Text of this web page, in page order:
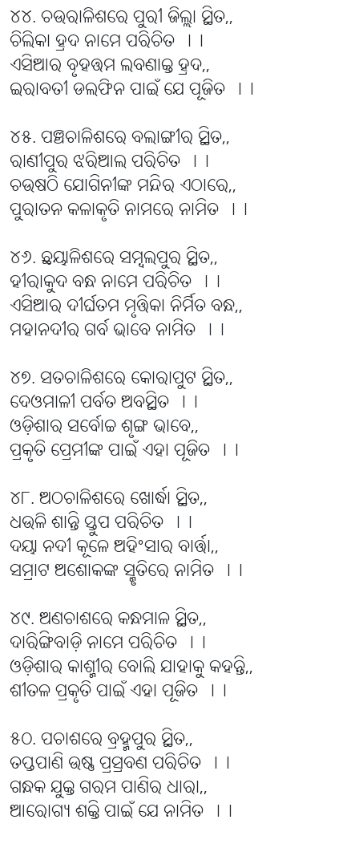
୪୪. ଚଉରାଳିଶରେ ପୁରୀ ଜିଲ୍ଲା ସ୍ଥିତ,,
ଚିଲିକା ହ୍ରଦ ନାମେ ପରିଚିତ ।।
ଏସିଆର ବୃହତ୍ତମ ଲବଣାକ୍ତ ହ୍ରଦ,,
ଇରାବତୀ ଡଲଫିନ ପାଇଁ ଯେ ପୂଜିତ ।।
୪୫. ପଞ୍ଚଚାଳିଶରେ ବଲାଙ୍ଗୀର ସ୍ଥିତ,,
ରାଣୀପୁର ଝରିଆଲ ପରିଚିତ ।।
ଚଉଷଠି ଯୋଗିନୀଙ୍କ ମନ୍ଦିର ଏଠାରେ,,
ପୁରାତନ କଳାକୃତି ନାମରେ ନାମିତ ।।
୪୬. ଛୟାଳିଶରେ ସମ୍ବଲପୁର ସ୍ଥିତ,,
ହୀରାକୁଦ ବନ୍ଧ ନାମେ ପରିଚିତ ।।
ଏସିଆର ଦୀର୍ଘତମ ମୃତ୍ତିକା ନିର୍ମିତ ବନ୍ଧ,,
ମହାନଦୀର ଗର୍ବ ଭାବେ ନାମିତ ।।
୪୭. ସତଚାଳିଶରେ କୋରାପୁଟ ସ୍ଥିତ,,
ଦେଓମାଳୀ ପର୍ବତ ଅବସ୍ଥିତ ।।
ଓଡ଼ିଶାର ସର୍ବୋଚ୍ଚ ଶୃଙ୍ଗ ଭାବେ,,
ପ୍ରକୃତି ପ୍ରେମୀଙ୍କ ପାଇଁ ଏହା ପୂଜିତ ।।
୪୮. ଅଠଚାଳିଶରେ ଖୋର୍ଦ୍ଧା ସ୍ଥିତ,,
ଧଉଳି ଶାନ୍ତି ସ୍ତୁପ ପରିଚିତ ।।
ଦୟା ନଦୀ କୂଳେ ଅହିଂସାର ବାର୍ତ୍ତା,,
ସମ୍ରାଟ ଅଶୋକଙ୍କ ସ୍ମୃତିରେ ନାମିତ ।।
୪୯. ଅଣଚାଶରେ କନ୍ଧମାଳ ସ୍ଥିତ,,
ଦାରିଙ୍ଗିବାଡ଼ି ନାମେ ପରିଚିତ ।।
ଓଡ଼ିଶାର କାଶ୍ମୀର ବୋଲି ଯାହାକୁ କହନ୍ତି,,
ଶୀତଳ ପ୍ରକୃତି ପାଇଁ ଏହା ପୂଜିତ ।।
୫୦. ପଚାଶରେ ବ୍ରହ୍ମପୁର ସ୍ଥିତ,,
ତପ୍ତପାଣି ଉଷ୍ଣ ପ୍ରସ୍ରବଣ ପରିଚିତ ।।
ଗନ୍ଧକ ଯୁକ୍ତ ଗରମ ପାଣିର ଧାରା,,
ଆରୋଗ୍ୟ ଶକ୍ତି ପାଇଁ ଯେ ନାମିତ ।।